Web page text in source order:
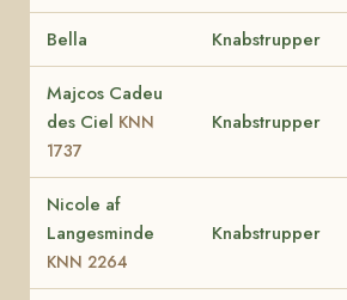
Bella Knabstrupper
Majcos Cadeu
des Ciel KNN
1737
Knabstrupper
Nicole af
Langesminde
KNN 2264
Knabstrupper